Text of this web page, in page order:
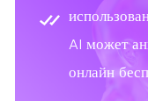
AI может
онлайн